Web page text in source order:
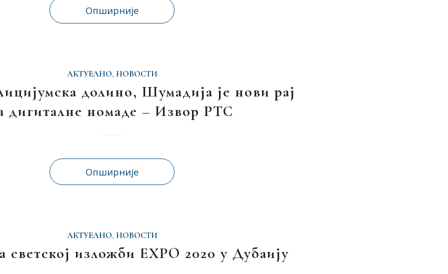
Опширније
АКТУЕЛНО, НОВОСТИ
долино, Шумадија је нови рај
дигиталне номаде – Извор РТС
Опширније
АКТУЕЛНО, НОВОСТИ
светској изложби EXPO 2020 у Дубаију